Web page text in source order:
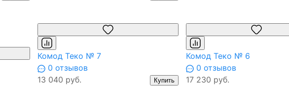
Комод Теко № 7
0 отзывов
13 040 руб.
Купить
Комод Теко № 6
0 отзывов
17 230 руб.